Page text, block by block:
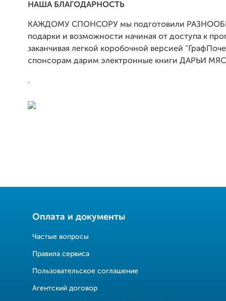
НАША БЛАГОДАРНОСТЬ
КАЖДОМУ СПОНСОРУ мы подготовили
подарки и возможности начиная от доступа к
заканчивая легкой коробочной версией
спонсорам дарим электронные книги ДАРЬИ
.
Оплата и документы
Частые вопросы
Правила сервиса
Пользовательское соглашение
Агентский договор